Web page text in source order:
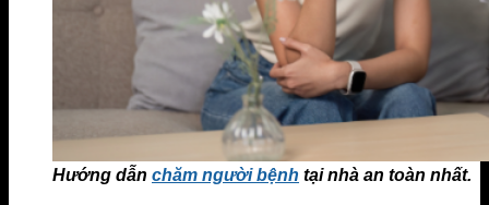
Hướng dẫn chăm người bệnh tại nhà an toàn nhất.